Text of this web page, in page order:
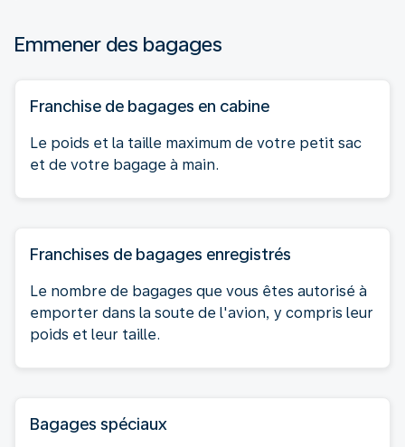
Emmener des bagages
Franchise de bagages en cabine
Le poids et la taille maximum de votre petit sac
et de votre bagage à main.
Franchises de bagages enregistrés
Le nombre de bagages que vous êtes autorisé à
emporter dans la soute de l'avion, y compris leur
poids et leur taille.
Bagages spéciaux